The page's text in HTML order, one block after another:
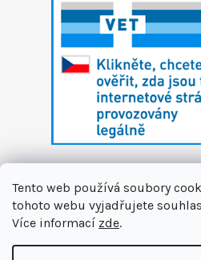
Tento web používá soubory
tohoto webu vyjadřujete
Více informací zde.